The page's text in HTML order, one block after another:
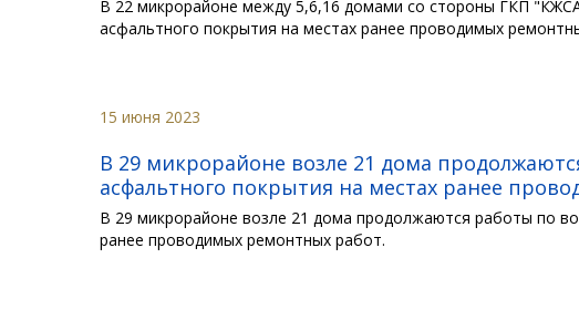
В 22 микрорайоне между 5,6,16 домами со стороны ГКП
асфальтного покрытия на местах ранее проводимых
15 июня 2023
В 29 микрорайоне возле 21 дома
асфальтного покрытия на местах ранее
В 29 микрорайоне возле 21 дома продолжаются работы по
ранее проводимых ремонтных работ.